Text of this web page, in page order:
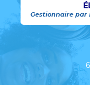
Gestionnaire par